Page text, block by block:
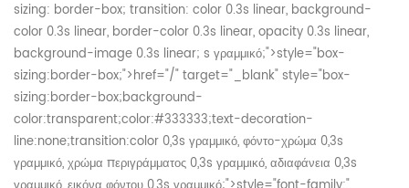
sizing: border-box; transition: color 0.3s linear, background-
color 0.3s linear, border-color 0.3s linear, opacity 0.3s linear,
background-image 0.3s linear; s γραμμικό;">style="box-
sizing:border-box;">href="/" target="_blank" style="box-
sizing:border-box;background-
color:transparent;color:#333333;text-decoration-
line:none;transition:color 0,3s γραμμικό, φόντο-χρώμα 0,3s
γραμμικό, χρώμα περιγράμματος 0,3s γραμμικό, αδιαφάνεια 0,3s